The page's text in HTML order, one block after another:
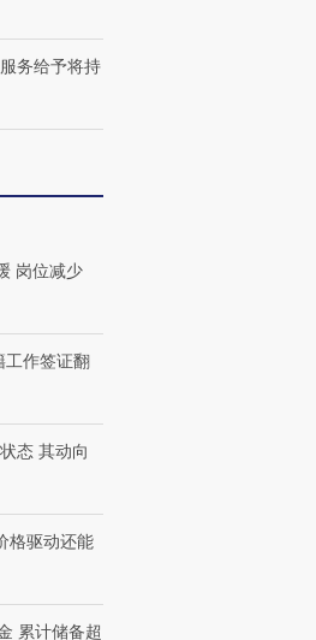
种
【商旅对话】华住集团
CFO：不靠规模取胜，华
务给予将持
岗位减少
工作签证翻
态 其动向
格驱动还能
累计储备超